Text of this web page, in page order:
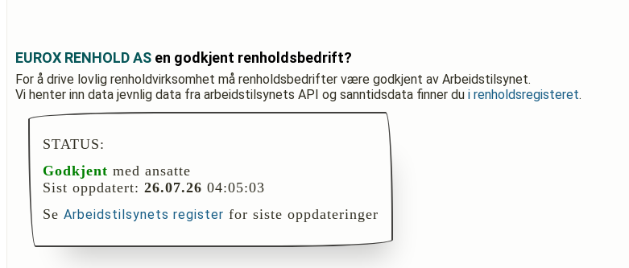
EUROX RENHOLD AS en godkjent renholdsbedrift?
For å drive lovlig renholdvirksomhet må renholdsbedrifter være godkjent av Arbeidstilsynet.
Vi henter inn data jevnlig data fra arbeidstilsynets API og sanntidsdata finner du i renholdsregisteret.
STATUS:
Godkjent med ansatte
Sist oppdatert: 26.07.26 04:05:03
Se Arbeidstilsynets register for siste oppdateringer